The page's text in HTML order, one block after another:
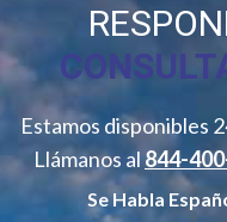
Estamos disponibles
Llámanos al844-
Se Habla